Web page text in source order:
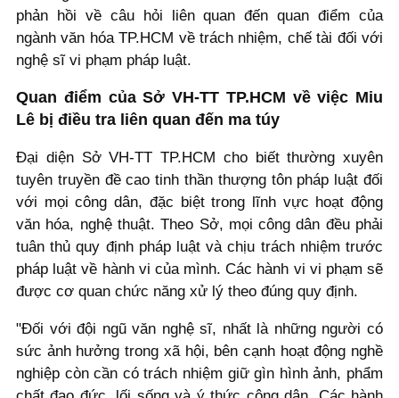
phản hồi về câu hỏi liên quan đến quan điểm của
ngành văn hóa TP.HCM về trách nhiệm, chế tài đối với
nghệ sĩ vi phạm pháp luật.
Quan điểm của Sở VH-TT TP.HCM về việc Miu
Lê bị điều tra liên quan đến ma túy
Đại diện Sở VH-TT TP.HCM cho biết thường xuyên
tuyên truyền đề cao tinh thần thượng tôn pháp luật đối
với mọi công dân, đặc biệt trong lĩnh vực hoạt động
văn hóa, nghệ thuật. Theo Sở, mọi công dân đều phải
tuân thủ quy định pháp luật và chịu trách nhiệm trước
pháp luật về hành vi của mình. Các hành vi vi phạm sẽ
được cơ quan chức năng xử lý theo đúng quy định.
"Đối với đội ngũ văn nghệ sĩ, nhất là những người có
sức ảnh hưởng trong xã hội, bên cạnh hoạt động nghề
nghiệp còn cần có trách nhiệm giữ gìn hình ảnh, phẩm